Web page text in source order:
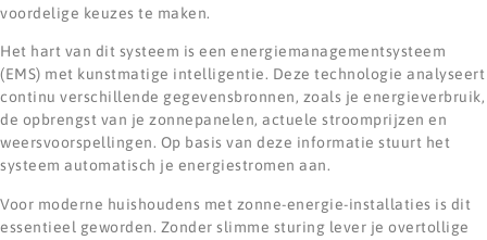
voordelige keuzes te maken.
Het hart van dit systeem is een energiemanagementsysteem
(EMS) met kunstmatige intelligentie. Deze technologie analyseert
continu verschillende gegevensbronnen, zoals je energieverbruik,
de opbrengst van je zonnepanelen, actuele stroomprijzen en
weersvoorspellingen. Op basis van deze informatie stuurt het
systeem automatisch je energiestromen aan.
Voor moderne huishoudens met zonne-energie-installaties is dit
essentieel geworden. Zonder slimme sturing lever je overtollige